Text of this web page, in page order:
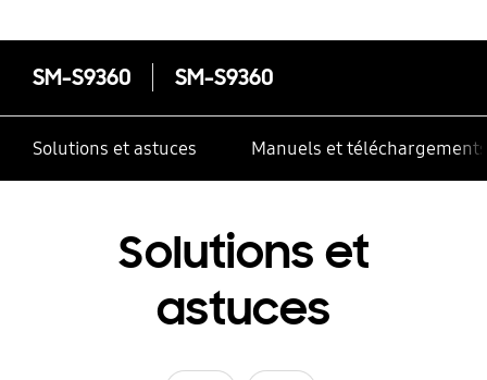
SM-S9360 SM-S9360
Solutions et astuces Manuels et téléchargements
Solutions et
astuces